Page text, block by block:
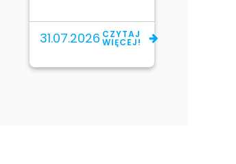
31.07.2026 CZYTAJ
WIĘCEJ!